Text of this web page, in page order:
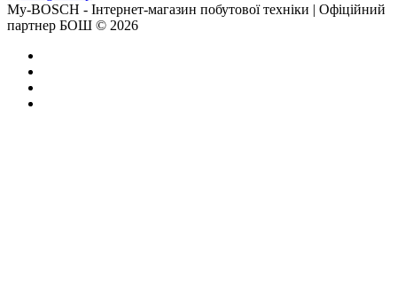
My-BOSCH - Інтернет-магазин побутової техніки | Офіційний
партнер БОШ © 2026